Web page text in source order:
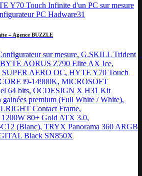
– Agence BUZZLE
sur mesure, G.SKILL Trident
AORUS Z790 Elite AX Ice,
AERO OC, HYTE Y70 Touch
i9-14900K, MICROSOFT
64 bits, OCDESIGN X H31 Kit
gainées premium (Full White / White),
Contact Frame,
80+ Gold ATX 3.0,
(Blanc), TRYX Panorama 360 ARGB
Black SN850X